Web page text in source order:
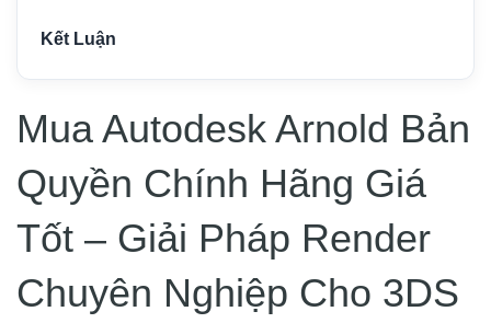
Kết Luận
Mua Autodesk Arnold Bản
Quyền Chính Hãng Giá
Tốt – Giải Pháp Render
Chuyên Nghiệp Cho 3DS